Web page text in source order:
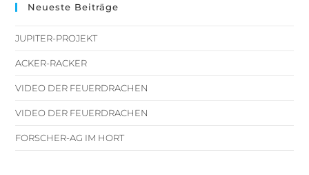
Neueste Beiträge
JUPITER-PROJEKT
ACKER-RACKER
VIDEO DER FEUERDRACHEN
VIDEO DER FEUERDRACHEN
FORSCHER-AG IM HORT